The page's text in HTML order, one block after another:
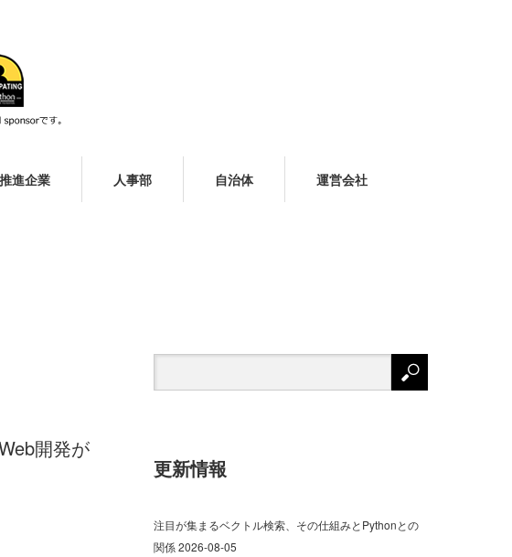
推進企業 人事部 自治体 運営会社
開発が
更新情報
注目が集まるベクトル検索、その仕組みとPythonとの
関係2026-08-05